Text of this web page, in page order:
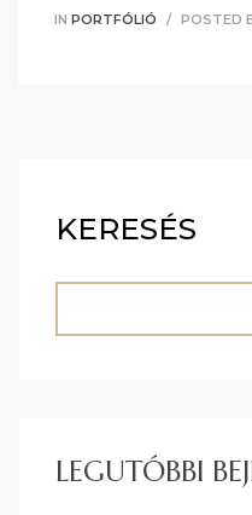
IN PORTFÓLIÓ POSTED
KERESÉS
LEGUTÓBBI